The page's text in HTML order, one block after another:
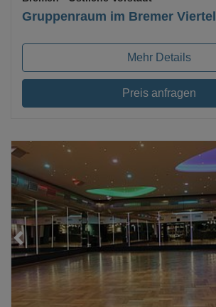
Gruppenraum im Bremer Viertel
Mehr Details
Preis anfragen
Loading...